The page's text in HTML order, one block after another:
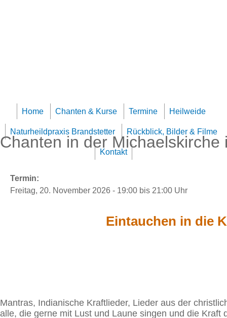
Home Chanten & Kurse Termine Heilweide
Naturheildpraxis Brandstetter Rückblick, Bilder & Filme
Kontakt
Chanten in der Michaelskirche
Termin:
Freitag, 20. November 2026 - 19:00 bis 21:00 Uhr
Eintauchen in die
Mantras, Indianische Kraftlieder, Lieder aus der
alle, die gerne mit Lust und Laune singen und die